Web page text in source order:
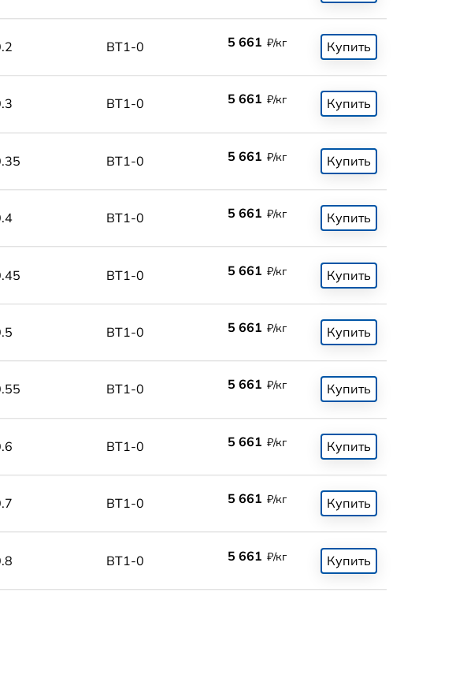
ВТ1-0 5 661 ₽/кг Купить
ВТ1-0 5 661 ₽/кг Купить
ВТ1-0 5 661 ₽/кг Купить
ВТ1-0 5 661 ₽/кг Купить
ВТ1-0 5 661 ₽/кг Купить
ВТ1-0 5 661 ₽/кг Купить
ВТ1-0 5 661 ₽/кг Купить
ВТ1-0 5 661 ₽/кг Купить
ВТ1-0 5 661 ₽/кг Купить
ВТ1-0 5 661 ₽/кг Купить